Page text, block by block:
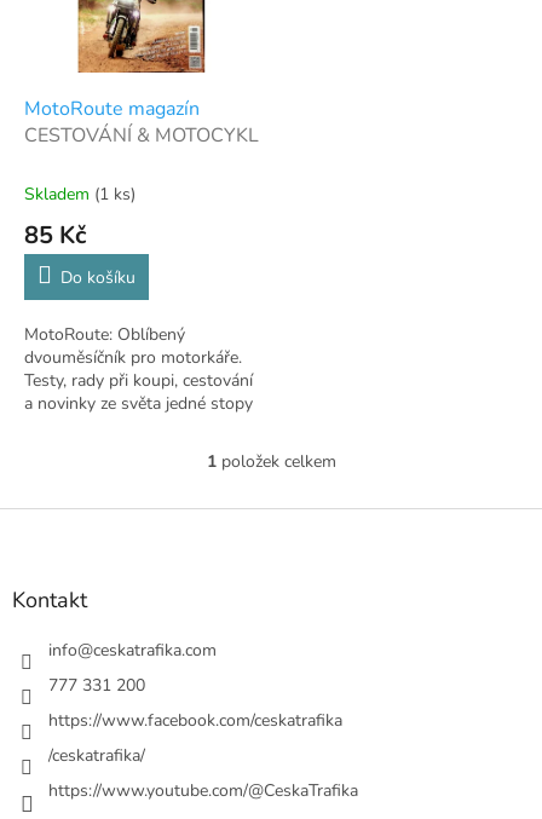
MotoRoute magazín
CESTOVÁNÍ & MOTOCYKL
Skladem (1 ks)
85 Kč
Do košíku
MotoRoute: Oblíbený
dvouměsíčník pro motorkáře.
Testy, rady při koupi, cestování
a novinky ze světa jedné stopy
O
l
k
ý
1položek celkem
Z
Kontakt
info@ceskatrafika.com
777 331 200
https://www.facebook.com/ceskatrafika
/ceskatrafika/
https://www.youtube.com/@CeskaTrafika